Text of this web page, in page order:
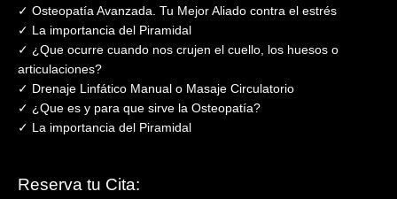
✓ Osteopatía Avanzada. Tu Mejor Aliado contra el estrés
✓ La importancia del Piramidal
✓ ¿Que ocurre cuando nos crujen el cuello, los huesos o
articulaciones?
✓ Drenaje Linfático Manual o Masaje Circulatorio
✓ ¿Que es y para que sirve la Osteopatía?
✓ La importancia del Piramidal
Reserva tu Cita: